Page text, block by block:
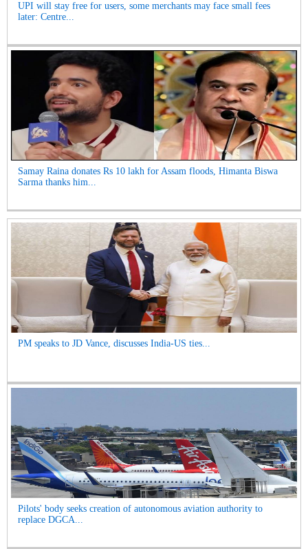
UPI will stay free for users, some merchants may face small fees
later: Centre...
Samay Raina donates Rs 10 lakh for Assam floods, Himanta Biswa
Sarma thanks him...
PM speaks to JD Vance, discusses India-US ties...
Pilots' body seeks creation of autonomous aviation authority to
replace DGCA...